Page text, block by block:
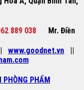
889 038 Mr. Điền
www.goodnet.vn ||
PHÒNG PHẨM